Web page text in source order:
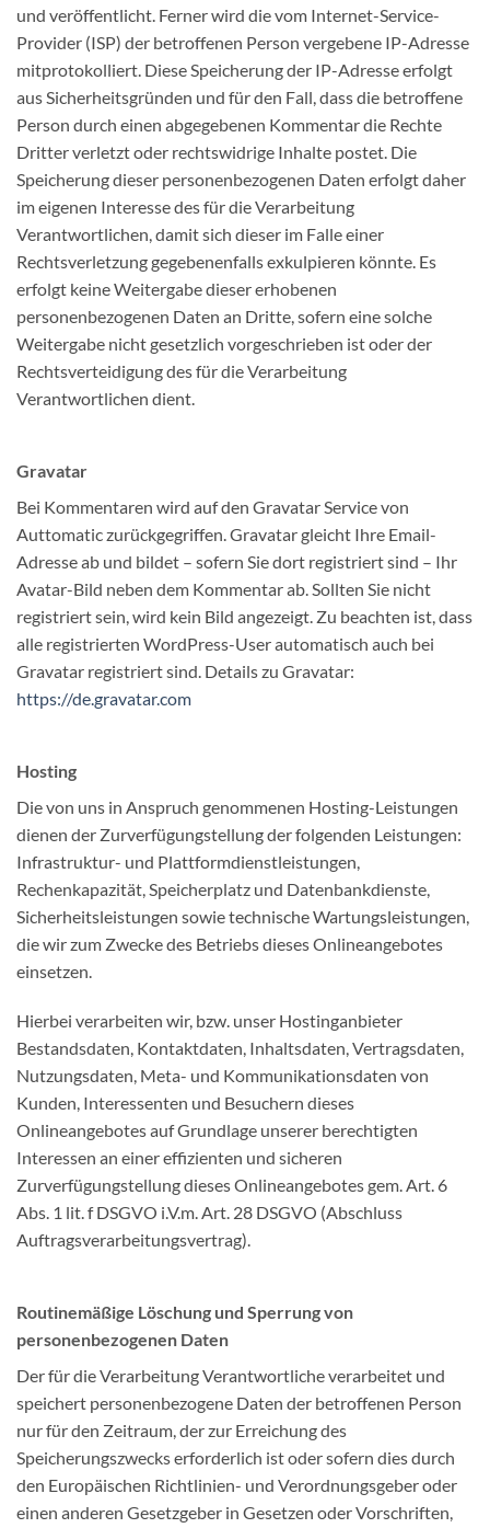
und veröffentlicht. Ferner wird die vom Internet-Service-
Provider (ISP) der betroffenen Person vergebene IP-Adresse
mitprotokolliert. Diese Speicherung der IP-Adresse erfolgt
aus Sicherheitsgründen und für den Fall, dass die betroffene
Person durch einen abgegebenen Kommentar die Rechte
Dritter verletzt oder rechtswidrige Inhalte postet. Die
Speicherung dieser personenbezogenen Daten erfolgt daher
im eigenen Interesse des für die Verarbeitung
Verantwortlichen, damit sich dieser im Falle einer
Rechtsverletzung gegebenenfalls exkulpieren könnte. Es
erfolgt keine Weitergabe dieser erhobenen
personenbezogenen Daten an Dritte, sofern eine solche
Weitergabe nicht gesetzlich vorgeschrieben ist oder der
Rechtsverteidigung des für die Verarbeitung
Verantwortlichen dient.
Gravatar
Bei Kommentaren wird auf den Gravatar Service von
Auttomatic zurückgegriffen. Gravatar gleicht Ihre Email-
Adresse ab und bildet – sofern Sie dort registriert sind – Ihr
Avatar-Bild neben dem Kommentar ab. Sollten Sie nicht
registriert sein, wird kein Bild angezeigt. Zu beachten ist, dass
alle registrierten WordPress-User automatisch auch bei
Gravatar registriert sind. Details zu Gravatar:
https://de.gravatar.com
Hosting
Die von uns in Anspruch genommenen Hosting-Leistungen
dienen der Zurverfügungstellung der folgenden Leistungen:
Infrastruktur- und Plattformdienstleistungen,
Rechenkapazität, Speicherplatz und Datenbankdienste,
Sicherheitsleistungen sowie technische Wartungsleistungen,
die wir zum Zwecke des Betriebs dieses Onlineangebotes
einsetzen.
Hierbei verarbeiten wir, bzw. unser Hostinganbieter
Bestandsdaten, Kontaktdaten, Inhaltsdaten, Vertragsdaten,
Nutzungsdaten, Meta- und Kommunikationsdaten von
Kunden, Interessenten und Besuchern dieses
Onlineangebotes auf Grundlage unserer berechtigten
Interessen an einer effizienten und sicheren
Zurverfügungstellung dieses Onlineangebotes gem. Art. 6
Abs. 1 lit. f DSGVO i.V.m. Art. 28 DSGVO (Abschluss
Auftragsverarbeitungsvertrag).
Routinemäßige Löschung und Sperrung von
personenbezogenen Daten
Der für die Verarbeitung Verantwortliche verarbeitet und
speichert personenbezogene Daten der betroffenen Person
nur für den Zeitraum, der zur Erreichung des
Speicherungszwecks erforderlich ist oder sofern dies durch
den Europäischen Richtlinien- und Verordnungsgeber oder
einen anderen Gesetzgeber in Gesetzen oder Vorschriften,